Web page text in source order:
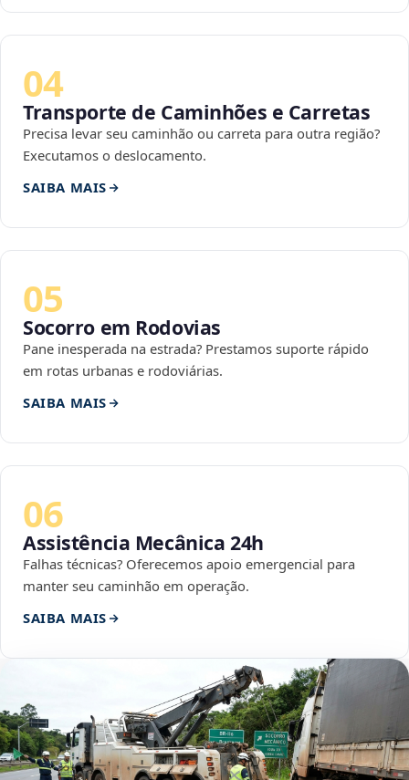
04
Transporte de Caminhões e Carretas
Precisa levar seu caminhão ou carreta para outra região?
Executamos o deslocamento.
SAIBA MAIS
05
Socorro em Rodovias
Pane inesperada na estrada? Prestamos suporte rápido
em rotas urbanas e rodoviárias.
SAIBA MAIS
06
Assistência Mecânica 24h
Falhas técnicas? Oferecemos apoio emergencial para
manter seu caminhão em operação.
SAIBA MAIS